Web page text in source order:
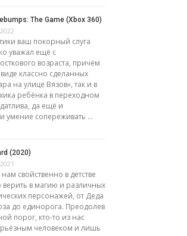
The Game (Xbox 360)
ваш покорный слуга
уважал ещё с
возраста, причём
виде классно сделанных
на улице Вязов», так и в
ребёнка в переходном
да ещё и
умение сопереживать …
(2020)
свойственно в детстве
верить в магию и различных
персонажей, от Деда
до единорога. Преодолев
порог, кто-то из нас
человеком и лишь